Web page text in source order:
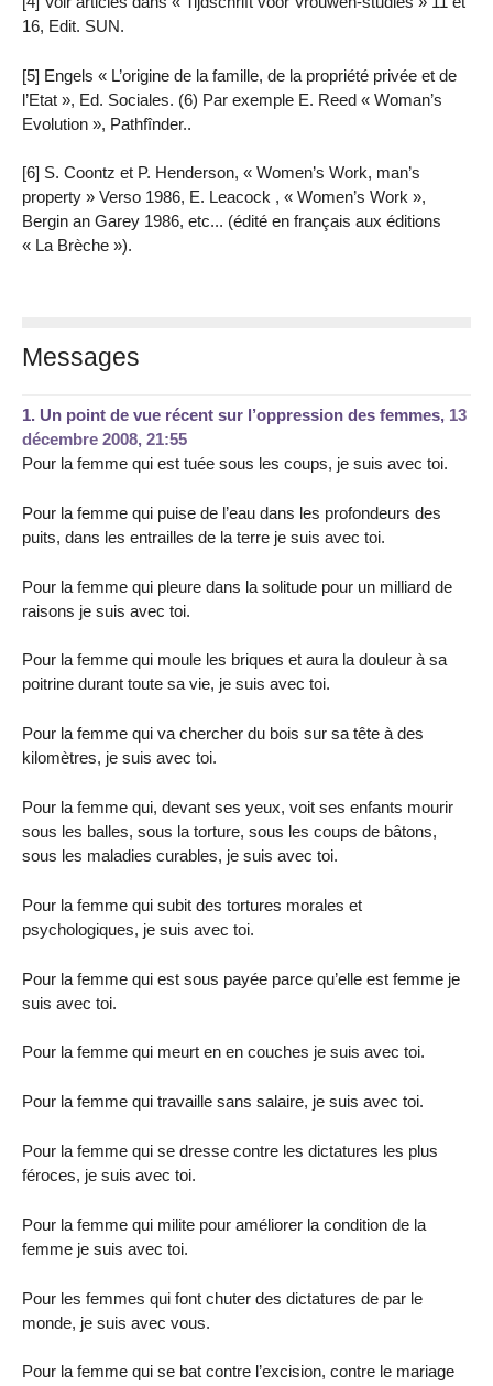
16, Edit. SUN.
[5] Engels « L’origine de la famille, de la propriété privée et de
l’Etat », Ed. Sociales. (6) Par exemple E. Reed « Woman’s
Evolution », Pathfînder..
[6] S. Coontz et P. Henderson, « Women’s Work, man’s
property » Verso 1986, E. Leacock , « Women’s Work »,
Bergin an Garey 1986, etc... (édité en français aux éditions
« La Brèche »).
Messages
1. Un point de vue récent sur l’oppression des femmes, 13
décembre 2008, 21:55
Pour la femme qui est tuée sous les coups, je suis avec toi.
Pour la femme qui puise de l’eau dans les profondeurs des
puits, dans les entrailles de la terre je suis avec toi.
Pour la femme qui pleure dans la solitude pour un milliard de
raisons je suis avec toi.
Pour la femme qui moule les briques et aura la douleur à sa
poitrine durant toute sa vie, je suis avec toi.
Pour la femme qui va chercher du bois sur sa tête à des
kilomètres, je suis avec toi.
Pour la femme qui, devant ses yeux, voit ses enfants mourir
sous les balles, sous la torture, sous les coups de bâtons,
sous les maladies curables, je suis avec toi.
Pour la femme qui subit des tortures morales et
psychologiques, je suis avec toi.
Pour la femme qui est sous payée parce qu’elle est femme je
suis avec toi.
Pour la femme qui meurt en en couches je suis avec toi.
Pour la femme qui travaille sans salaire, je suis avec toi.
Pour la femme qui se dresse contre les dictatures les plus
féroces, je suis avec toi.
Pour la femme qui milite pour améliorer la condition de la
femme je suis avec toi.
Pour les femmes qui font chuter des dictatures de par le
monde, je suis avec vous.
Pour la femme qui se bat contre l’excision, contre le mariage